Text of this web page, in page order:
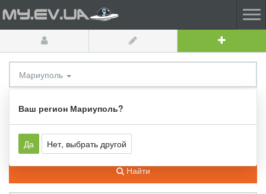
Мариуполь
Ваш регион Мариуполь?
Да Нет, выбрать другой
Обжимной инструменты
Найти